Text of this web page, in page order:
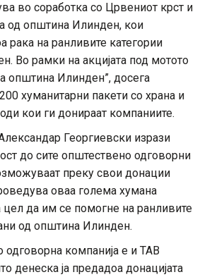
во соработка со Црвениот крст и
од општина Илинден, кои
рака на ранливите категории
Во рамки на акцијата под мотото
општина Илинден”, досега
хуманитарни пакети со храна и
кои ги донираат компаниите.
Георгиевски изрази
до сите општествено одговорни
преку свои донации
оваа голема хумана
цел да им се помогне на ранливите
од општина Илинден.
одговорна компанија е и ТАВ
денеска ја предадоа донацијата